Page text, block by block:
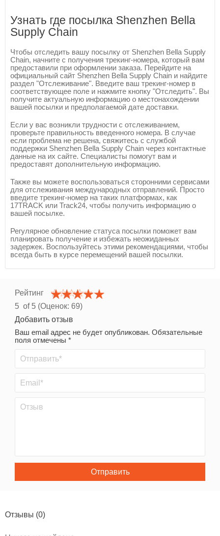
Узнать где посылка Shenzhen Bella
Supply Chain
Чтобы отследить вашу посылку от Shenzhen Bella Supply
Chain, начните с получения трекинг-номера, который вам
предоставили при оформлении заказа. Перейдите на
официальный сайт Shenzhen Bella Supply Chain и найдите
раздел "Отслеживание". Введите ваш трекинг-номер в
соответствующее поле и нажмите кнопку "Отследить". Вы
получите актуальную информацию о местонахождении
вашей посылки и предполагаемой дате доставки.
Если у вас возникли трудности с отслеживанием,
проверьте правильность введенного номера. В случае
если проблема не решена, свяжитесь с службой
поддержки Shenzhen Bella Supply Chain через контактные
данные на их сайте. Специалисты помогут вам и
предоставят дополнительную информацию.
Также вы можете воспользоваться сторонними сервисами
для отслеживания международных отправлений. Просто
введите трекинг-номер на таких платформах, как
17TRACK или Track24, чтобы получить информацию о
вашей посылке.
Регулярное обновление статуса посылки поможет вам
планировать получение и избежать неожиданных
задержек. Воспользуйтесь этими рекомендациями, чтобы
всегда быть в курсе перемещений вашей посылки.
Рейтинг
5 of 5 (Оценок: 69)
Добавить отзыв
Ваш email адрес не будет опубликован. Обязательные
поля отмечены *
Отправить
Отзывы (0)